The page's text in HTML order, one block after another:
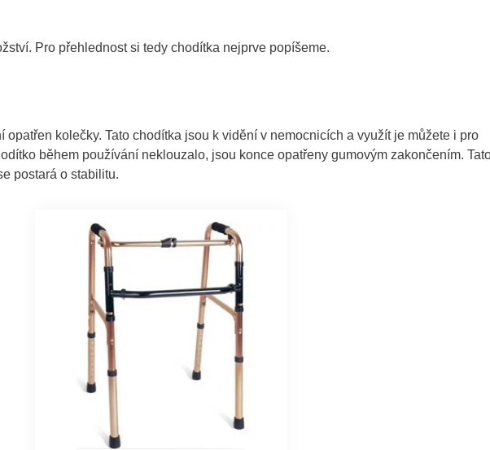
Pro přehlednost si tedy chodítka nejprve popíšeme.
opatřen kolečky. Tato chodítka jsou k vidění v nemocnicích a využít je můžete i pro
během používání neklouzalo, jsou konce opatřeny gumovým zakončením.
postará o stabilitu.